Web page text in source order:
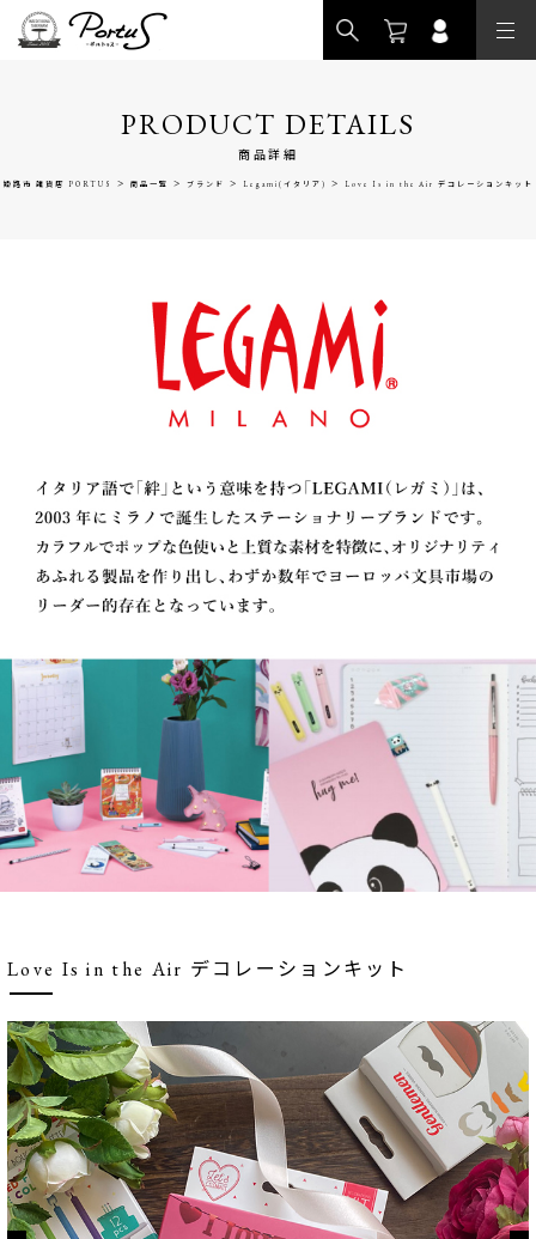
PRODUCT DETAILS
商品詳細
姫路市 雑貨店 PORTUS > 商品一覧 > ブランド > Legami(イタリア) > Love Is in the Air デコレーションキット
Love Is in the Air デコレーションキット